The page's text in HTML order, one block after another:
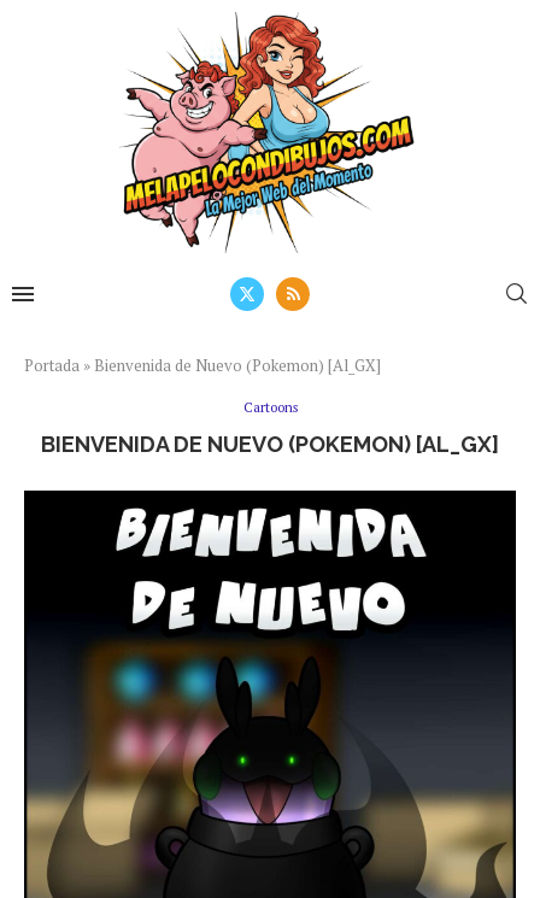
Portada » Bienvenida de Nuevo (Pokemon) [Al_GX]
Cartoons
BIENVENIDA DE NUEVO (POKEMON) [AL_GX]